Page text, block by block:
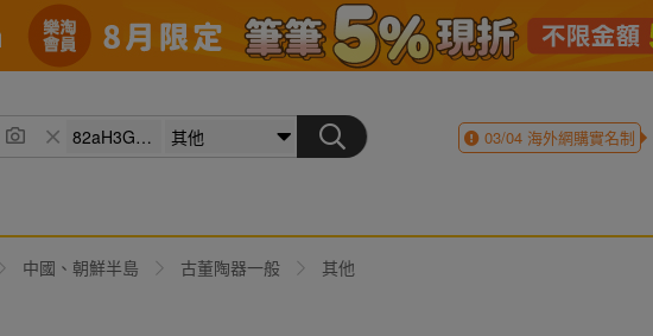
03/04海外網購實名制
中國、朝鮮半島 古董陶器一般 其他